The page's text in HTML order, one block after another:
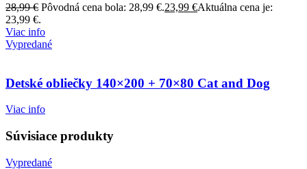
28,99€ Pôvodná cena bola: 28,99 €.23,99 €Aktuálna cena je:
23,99 €.
Viac info
Vypredané
Detské obliečky 140×200 + 70×80 Cat and Dog
Viac info
Súvisiace produkty
Vypredané